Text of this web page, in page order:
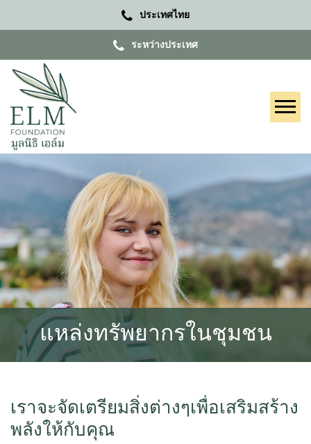
ประเทศไทย
ระหว่างประเทศ
แหล่งทรัพยากรในชุมชน
เราจะจัดเตรียมสิ่งต่างๆเพื่อเสริมสร้าง
พลังให้กับคุณ